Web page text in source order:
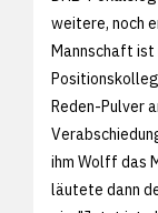
weitere, noch
Mannschaft ist
Reden-Pulver
ihm Wolff das
läutete dann